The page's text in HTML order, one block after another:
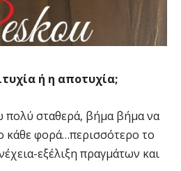
ή η αποτυχία;
σταθερά, βήμα βήμα να
κάθε φορά…περισσότερο το
εξέλιξη πραγμάτων και